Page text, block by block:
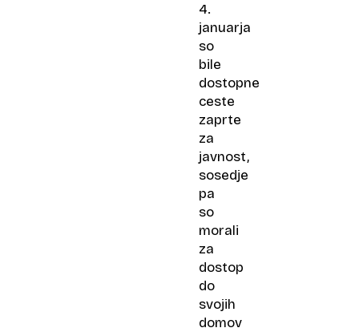
4.
januarja
so
bile
dostopne
ceste
zaprte
za
javnost,
sosedje
pa
so
morali
za
dostop
do
svojih
domov